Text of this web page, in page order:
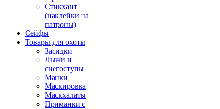
Стикхант
(наклейки на
патроны)
Сейфы
Товары для охоты
Засидки
Лыжи и
снегоступы
Манки
Маскировка
Маскхалаты
Приманки с